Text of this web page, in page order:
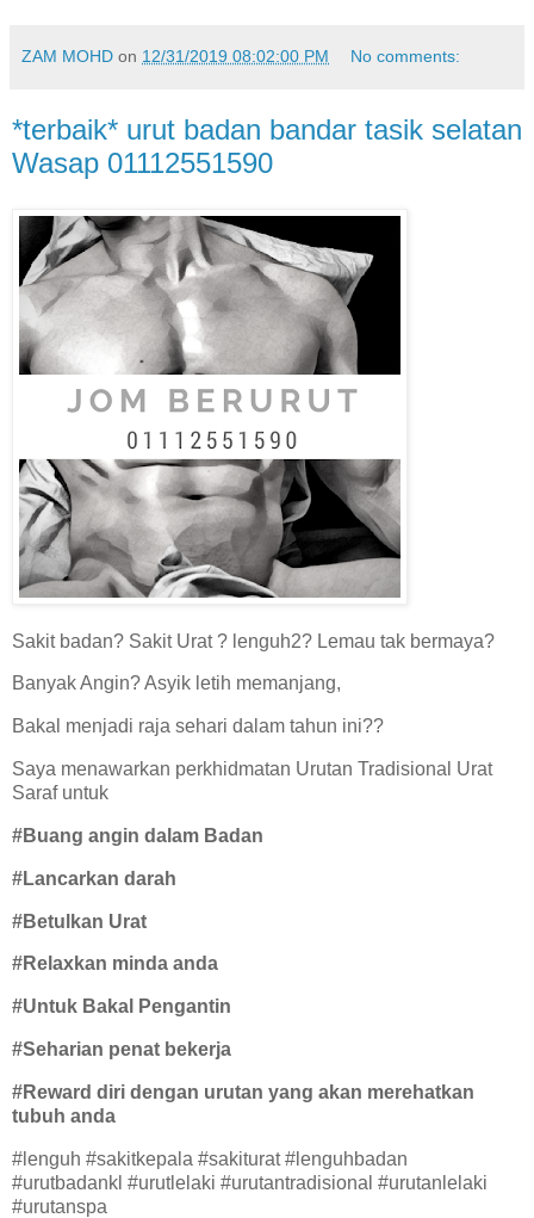
ZAM MOHD on 12/31/2019 08:02:00 PM No comments:
*terbaik* urut badan bandar tasik selatan
Wasap 01112551590
Sakit badan? Sakit Urat ? lenguh2? Lemau tak bermaya?
Banyak Angin? Asyik letih memanjang,
Bakal menjadi raja sehari dalam tahun ini??
Saya menawarkan perkhidmatan Urutan Tradisional Urat
Saraf untuk
#Buang angin dalam Badan
#Lancarkan darah
#Betulkan Urat
#Relaxkan minda anda
#Untuk Bakal Pengantin
#Seharian penat bekerja
#Reward diri dengan urutan yang akan merehatkan
tubuh anda
#lenguh #sakitkepala #sakiturat #lenguhbadan
#urutbadankl #urutlelaki #urutantradisional #urutanlelaki
#urutanspa